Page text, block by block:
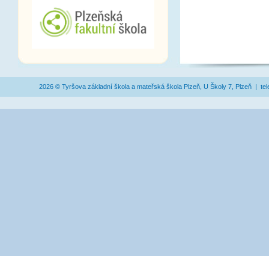
2026 © Tyršova základní škola a mateřská škola Plzeň, U Školy 7, Plzeň |